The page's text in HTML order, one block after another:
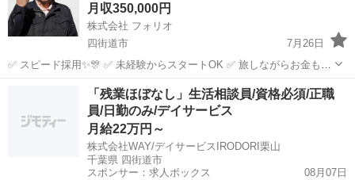
月収350,000円
株式会社 フォリオ
四街道市
7月26日
✅ スピード採用✨🎊 ✅ 未経験からスタートOK ✅ 旅しながらお金も増
える🎊 📩 気になったら、とりあえず続きを。✨ ＿＿＿＿＿＿＿＿＿
＿＿＿＿＿＿＿＿＿＿＿＿ 🔥 この仕事、ぶっちゃけ何する？✨🛠️ ...
四街道市 電気 未経験
「残業ほぼなし」生活相談員/資格必須/正職
員/日勤のみ/デイサービス
月給22万円～
株式会社WAY/デイサービスIRODORI栗山
千葉県 四街道市
スポンサー：求人ボックス
08月07日